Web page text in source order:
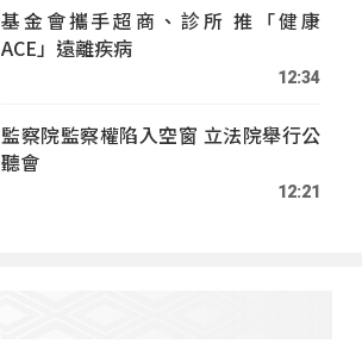
基金會攜手超商、診所 推「健康
ACE」遠離疾病
12:34
監察院監察權陷入空窗 立法院舉行公
聽會
12:21